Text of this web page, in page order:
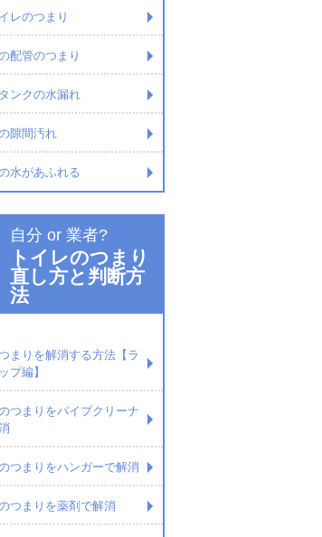
レのつまり
配管のつまり
ンクの水漏れ
隙間汚れ
水があふれる
自分 or 業者?
トイレのつまり
直し方と判断方
法
まりを解消する方法【ラ
プ編】
つまりをパイプクリーナ
つまりをハンガーで解消
つまりを薬剤で解消